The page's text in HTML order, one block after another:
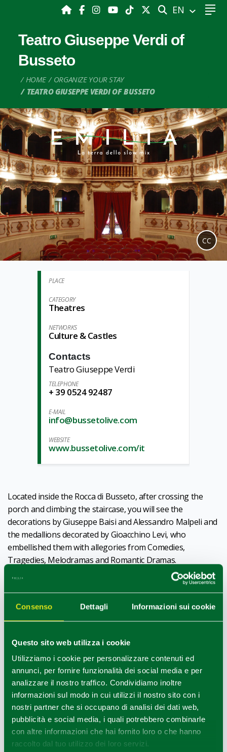
Consenso Dettagli Informazioni sui cookie
Questo sito web utilizza i cookie
Utilizziamo i cookie per personalizzare contenuti ed
annunci, per fornire funzionalità dei social media e per
analizzare il nostro traffico. Condividiamo inoltre
informazioni sul modo in cui utilizzi il nostro sito con i
nostri partner che si occupano di analisi dei dati web,
pubblicità e social media, i quali potrebbero combinarle
con altre informazioni che hai fornito loro o che hanno
raccolto dal tuo utilizzo dei loro servizi.
SEARCH
EN
Teatro Giuseppe Verdi of
Busseto
HOME
ORGANIZE YOUR STAY
TEATRO GIUSEPPE VERDI OF BUSSETO
CC
PLACE
CATEGORY
Theatres
NETWORKS
Culture & Castles
Contacts
Teatro Giuseppe Verdi
TELEPHONE
+ 39 0524 92487
E-MAIL
info@bussetolive.com
WEBSITE
www.bussetolive.com/it
Located inside the Rocca di Busseto, after crossing the
porch and climbing the staircase, you will see the
decorations by Giuseppe Baisi and Alessandro Malpeli and
the medallions decorated by Gioacchino Levi, who
embellished them with allegories from Comedies,
Tragedies, Melodramas and Romantic Dramas.
CC